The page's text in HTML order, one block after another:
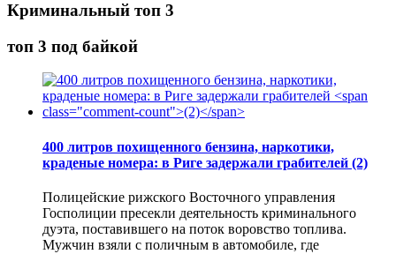
Криминальный топ 3
топ 3 под байкой
400 литров похищенного бензина, наркотики,
краденые номера: в Риге задержали грабителей (2)
Полицейские рижского Восточного управления
Госполиции пресекли деятельность криминального
дуэта, поставившего на поток воровство топлива.
Мужчин взяли с поличным в автомобиле, где